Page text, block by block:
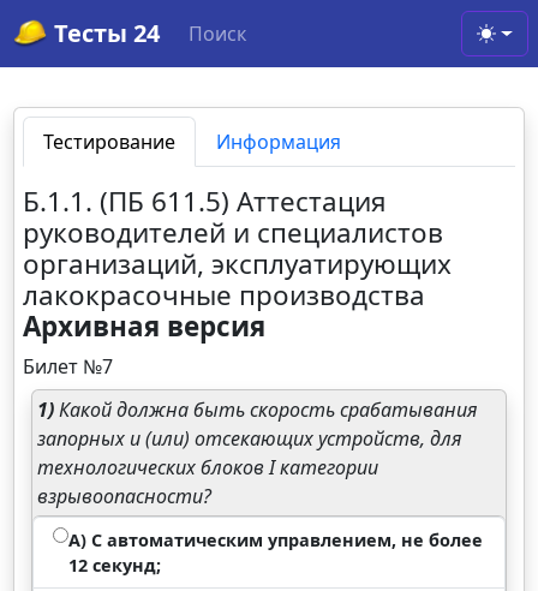
Тесты 24 Поиск
Тестирование Информация
Б.1.1. (ПБ 611.5) Аттестация
руководителей и специалистов
организаций, эксплуатирующих
лакокрасочные производства
Архивная версия
Билет №7
1)Какой должна быть скорость срабатывания
запорных и (или) отсекающих устройств, для
технологических блоков I категории
взрывоопасности?
А) С автоматическим управлением, не более
12 секунд;